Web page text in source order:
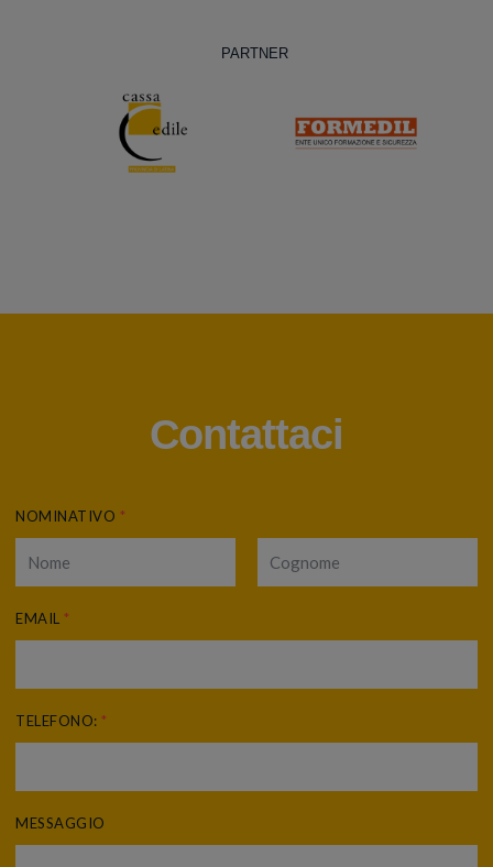
PARTNER
Contattaci
NOMINATIVO *
EMAIL *
TELEFONO: *
MESSAGGIO